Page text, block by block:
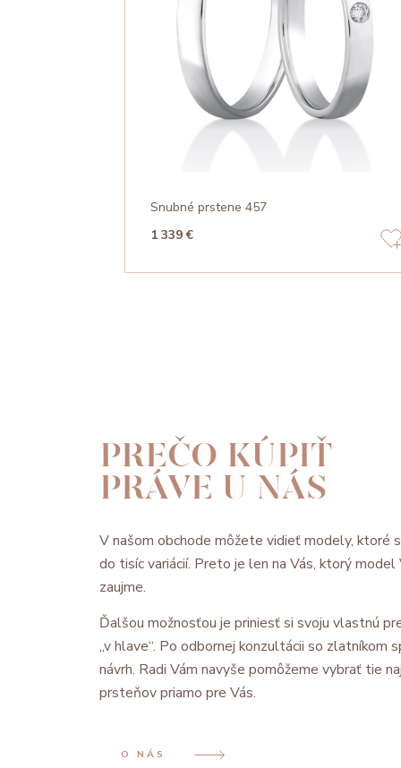
Snubné prstene 457
1 339 €
PREČO KÚPIŤ
PRÁVE U NÁS
V našom obchode môžete vidieť modely, ktoré
do tisíc variácií. Preto je len na Vás, ktorý model
zaujme.
Ďalšou možnosťou je priniesť si svoju vlastnú
„v hlave“. Po odbornej konzultácii so zlatníkom
návrh. Radi Vám navyše pomôžeme vybrať tie
prsteňov priamo pre Vás.
O NÁS